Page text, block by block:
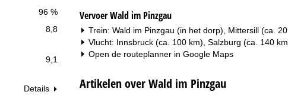
96 %
8,8
9,1
Details
Vervoer Wald im Pinzgau
Trein: Wald im Pinzgau (in het dorp), Mittersill (ca.
Vlucht: Innsbruck (ca. 100 km), Salzburg (ca. 140
Open de routeplanner in Google Maps
Artikelen over Wald im Pinzgau